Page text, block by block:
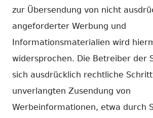
zur Übersendung von nicht
angeforderter Werbung und
Informationsmaterialien wird
widersprochen. Die Betreiber der
sich ausdrücklich rechtliche
unverlangten Zusendung von
Werbeinformationen, etwa durch